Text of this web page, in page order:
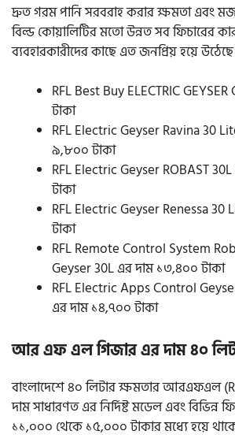
দ্রুত গরম পানি সরবরাহ করার ক্ষমতা এবং
বিল্ড কোয়ালিটির মতো উন্নত সব ফিচারের
ব্যবহারকারীদের কাছে এত জনপ্রিয় হয়ে
RFL Best Buy ELECTRIC
টাকা
RFL Electric Geyser Ravina 30
৯,৮০০ টাকা
RFL Electric Geyser ROBAST
টাকা
RFL Electric Geyser Renessa
টাকা
RFL Remote Control System
Geyser 30L এর দাম ১৩,৪০০ টাকা
RFL Electric Apps Control
এর দাম ১৪,৭০০ টাকা
আর এফ এল গিজার এর দাম ৪০
বাংলাদেশে ৪০ লিটার ক্ষমতার আরএফএল
দাম সাধারণত এর নির্দিষ্ট মডেল এবং বিভিন্ন
১১,০০০ থেকে ১৫,০০০ টাকার মধ্যে হয়ে